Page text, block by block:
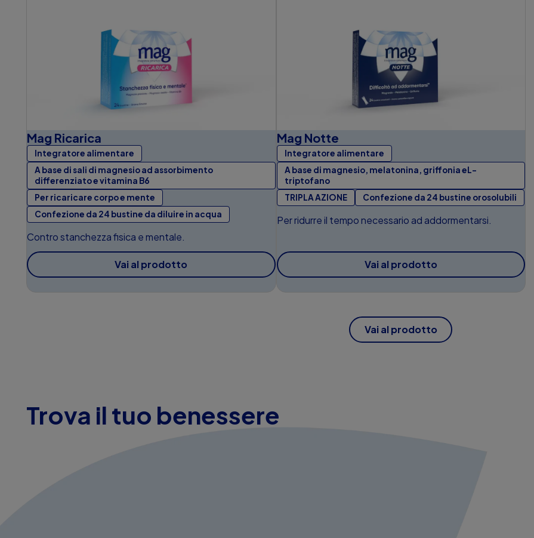
Mag Ricarica
Integratore alimentare
A base di sali di magnesio ad assorbimento
differenziato e vitamina B6
Per ricaricare corpo e mente
Confezione da 24 bustine da diluire in acqua
Contro stanchezza fisica e mentale.
Vai al prodotto
Mag Notte
Integratore alimentare
A base di magnesio, melatonina, griffonia eL-
triptofano
TRIPLA AZIONE
Confezione da 24 bustine orosolubili
Per ridurre il tempo necessario ad addormentarsi.
Vai al prodotto
Vai al prodotto
Trova il tuo benessere